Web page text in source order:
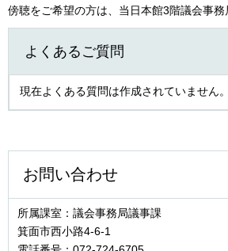
傍聴をご希望の方は、当日本館3階議会事務
よくあるご質問
現在よくある質問は作成されていません。
お問い合わせ
所属課室：議会事務局議事課
箕面市西小路4‐6‐1